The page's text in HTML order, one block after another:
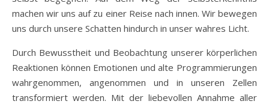
machen wir uns auf zu einer Reise nach innen. Wir bewegen
uns durch unsere Schatten hindurch in unser wahres Licht.
Durch Bewusstheit und Beobachtung unserer körperlichen
Reaktionen können Emotionen und alte Programmierungen
wahrgenommen, angenommen und in unseren Zellen
transformiert werden. Mit der liebevollen Annahme aller